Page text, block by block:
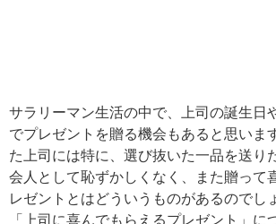
サラリーマン生活の中で、上司の誕生日
でプレゼントを贈る機会もあると思いま
た上司には特に、選び抜いた一品を送り
会人として恥ずかしくなく、また贈って
レゼントとはどういうものがあるのでし
「上司に喜んでもらえるプレゼント」に